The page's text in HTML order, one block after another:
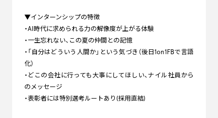
▼インターンシップの特徴
・AI時代に求められる力の解像度が上がる体験
・一生忘れない、この夏の仲間との記憶
・「自分はどういう人間か」という気づき（後日1on1FBで言語
化）
・どこの会社に行っても大事にしてほしい、ナイル社員から
のメッセージ
・表彰者には特別選考ルートあり(採用直結)